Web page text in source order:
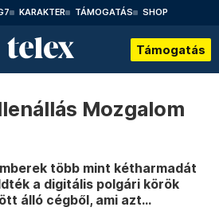
KARAKTER TÁMOGATÁS SHOP
Támogatás
Mozgalom
több mint kétharmadát
a digitális polgári körök
álló cégből, ami azt...